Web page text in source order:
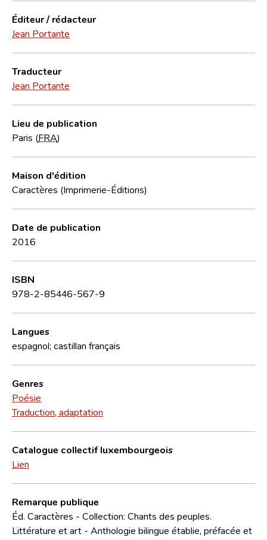
Éditeur / rédacteur
Jean Portante
Traducteur
Jean Portante
Lieu de publication
Paris (FRA)
Maison d'édition
Caractères (Imprimerie-Éditions)
Date de publication
2016
ISBN
978-2-85446-567-9
Langues
espagnol; castillan français
Genres
Poésie
Traduction, adaptation
Catalogue collectif luxembourgeois
Lien
Remarque publique
Éd. Caractères - Collection: Chants des peuples.
Littérature et art - Anthologie bilingue établie, préfacée et